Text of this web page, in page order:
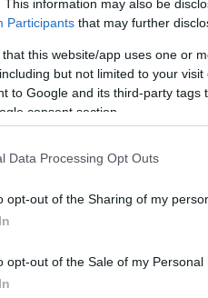
This information may also be
Participants that may further
that this website/app uses one or
but not limited to your
to Google and its third-party
consent section.
Data Processing Opt Outs
opt-out of the Sharing of my
opt-out of the Sale of my Personal